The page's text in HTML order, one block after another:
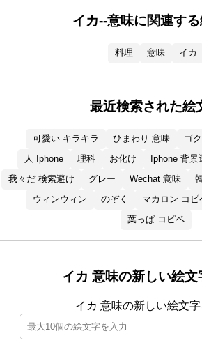
イカ--意味に関連す
料理 意味 イカ
最近検索された絵
可愛い キラキラ ひまわり 意味 ゴ
人 Iphone
理科 お化け Iphone
我々だ 検索避け
グレー Wechat 意味
ウィンウィン
のぞく マカロン
葉っぱ コピペ
イカ 意味の新しい絵
イカ 意味の新しい絵文